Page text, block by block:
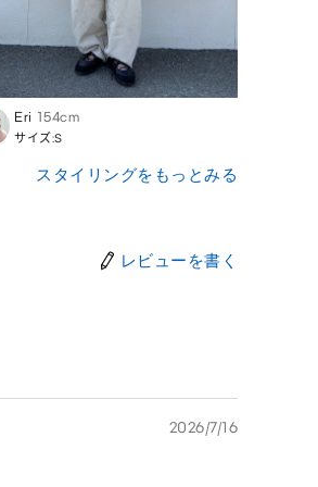
Eri 154cm
サイズ:S
スタイリングをもっとみる
レビューを書く
2026/7/16